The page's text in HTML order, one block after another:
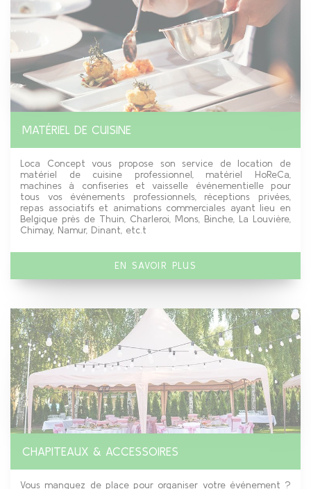
MATÉRIEL DE CUISINE
Loca Concept vous propose son service de location de
matériel de cuisine professionnel, matériel HoReCa,
machines à confiseries et vaisselle événementielle pour
tous vos événements professionnels, réceptions privées,
repas associatifs et animations commerciales ayant lieu en
Belgique près de Thuin, Charleroi, Mons, Binche, La Louvière,
Chimay, Namur, Dinant, etc.t
EN SAVOIR PLUS
CHAPITEAUX & ACCESSOIRES
Vous manquez de place pour organiser votre événement ?